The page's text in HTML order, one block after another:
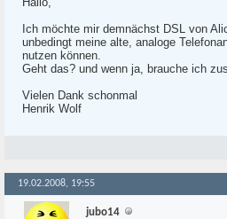
Ich möchte mir demnächst DSL von
unbedingt meine alte, analoge
nutzen können.
Geht das? und wenn ja, brauche ich
Vielen Dank schonmal
Henrik Wolf
19.02.2008, 19:55
jubo14